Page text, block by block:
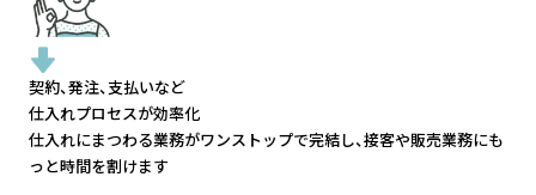
契約、発注、支払いなど
仕入れプロセスが効率化
仕入れにまつわる業務がワンストップで完結し、接客や販売業務にも
っと時間を割けます